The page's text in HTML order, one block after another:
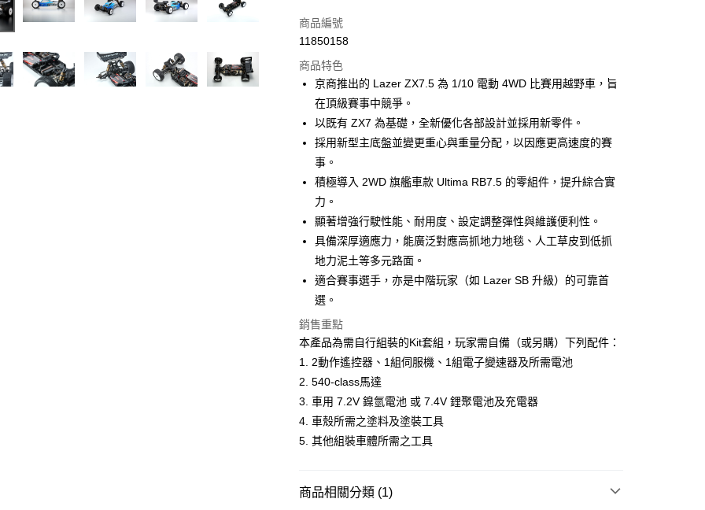
信用卡一次付款
3 期 0 利率 每期 NT$5,233 21家銀行
合作金庫商業銀行
華南商業銀行
彰化商業銀行
國泰世華商業銀行
兆豐國際商業銀行
臺灣中小企業銀行
匯豐（台灣）商業銀行
華泰商業銀行
聯邦商業銀行
元大商業銀行
永豐商業銀行
台新國際商業銀行
中國信託商業銀行
台灣樂天信用卡公司
6 期 0 利率 每期
合作金庫商業銀行
第一商業銀行
華南商業銀行
彰化商業銀行
上海商業儲蓄銀行
臺灣中小企業銀行
台中商業銀行
匯豐（台灣）商業銀行
聯邦商業銀行
遠東國際商業銀行
元大商業銀行
永豐商業銀行
玉山商業銀行
台灣樂天信用卡公司
LINE Pay
Apple Pay
街口支付
悠遊付
Google Pay
全盈+PAY
ATM付款
郵局
每筆NT$30，滿NT$1,000(含以上)免運費
新竹物流
商品編號
11850158
商品特色
京商推出的 Lazer ZX7.5 為 1/10 電動 4WD 比賽用越野車，旨
在頂級賽事中競爭。
以既有 ZX7 為基礎，全新優化各部設計並採用新零件。
採用新型主底盤並變更重心與重量分配，以因應更高速度的賽
事。
積極導入 2WD 旗艦車款 Ultima RB7.5 的零組件，提升綜合實
力。
顯著增強行駛性能、耐用度、設定調整彈性與維護便利性。
具備深厚適應力，能廣泛對應高抓地力地毯、人工草皮到低抓
地力泥土等多元路面。
適合賽事選手，亦是中階玩家（如 Lazer SB 升級）的可靠首
選。
銷售重點
本產品為需自行組裝的Kit套組，玩家需自備（或另購）下列配件：
1. 2動作遙控器、1組伺服機、1組電子變速器及所需電池
2. 540-class馬達
3. 車用 7.2V 鎳氫電池 或 7.4V 鋰聚電池及充電器
4. 車殼所需之塗料及塗裝工具
5. 其他組裝車體所需之工具
商品相關分類 (1)